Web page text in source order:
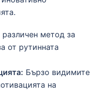
метод за
от рутинната
Бързо видимите
на